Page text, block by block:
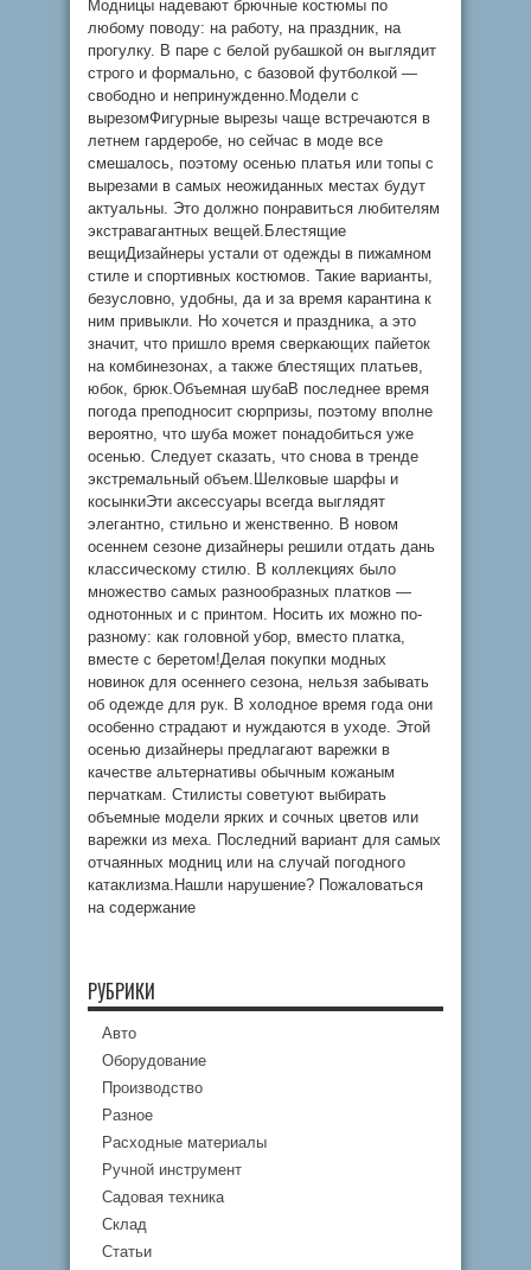
Модницы надевают брючные костюмы по
любому поводу: на работу, на праздник, на
прогулку. В паре с белой рубашкой он выглядит
строго и формально, с базовой футболкой —
свободно и непринужденно.Модели с
вырезомФигурные вырезы чаще встречаются в
летнем гардеробе, но сейчас в моде все
смешалось, поэтому осенью платья или топы с
вырезами в самых неожиданных местах будут
актуальны. Это должно понравиться любителям
экстравагантных вещей.Блестящие
вещиДизайнеры устали от одежды в пижамном
стиле и спортивных костюмов. Такие варианты,
безусловно, удобны, да и за время карантина к
ним привыкли. Но хочется и праздника, а это
значит, что пришло время сверкающих пайеток
на комбинезонах, а также блестящих платьев,
юбок, брюк.Объемная шубаВ последнее время
погода преподносит сюрпризы, поэтому вполне
вероятно, что шуба может понадобиться уже
осенью. Следует сказать, что снова в тренде
экстремальный объем.Шелковые шарфы и
косынкиЭти аксессуары всегда выглядят
элегантно, стильно и женственно. В новом
осеннем сезоне дизайнеры решили отдать дань
классическому стилю. В коллекциях было
множество самых разнообразных платков —
однотонных и с принтом. Носить их можно по-
разному: как головной убор, вместо платка,
вместе с беретом!Делая покупки модных
новинок для осеннего сезона, нельзя забывать
об одежде для рук. В холодное время года они
особенно страдают и нуждаются в уходе. Этой
осенью дизайнеры предлагают варежки в
качестве альтернативы обычным кожаным
перчаткам. Стилисты советуют выбирать
объемные модели ярких и сочных цветов или
варежки из меха. Последний вариант для самых
отчаянных модниц или на случай погодного
катаклизма.Нашли нарушение? Пожаловаться
на содержание
РУБРИКИ
Авто
Оборудование
Производство
Разное
Расходные материалы
Ручной инструмент
Садовая техника
Склад
Статьи